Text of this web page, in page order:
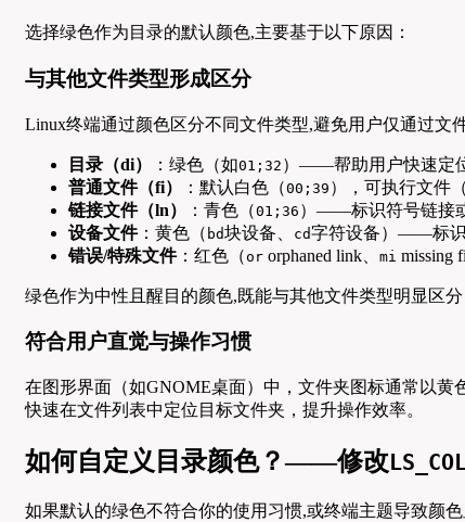
选择绿色作为目录的默认颜色,主要基于以下原因：
与其他文件类型形成区分
Linux终端通过颜色区分不同文件类型,避免用户仅通过文
目录（di） ：绿色（如01;32 ）——帮助用户快速定
普通文件（fi）
：默认白色（00;39 ），可执行文件
链接文件（ln）
：青色（01;36 ）——标识符号链接
设备文件：黄色（ bd块设备、 cd字符设备）——标识
错误/特殊文件：红色（or orphaned link、 mi missing
绿色作为中性且醒目的颜色,既能与其他文件类型明显区
符合用户直觉与操作习惯
在图形界面（如GNOME桌面）中，文件夹图标通常以
快速在文件列表中定位目标文件夹，提升操作效率。
如何自定义目录颜色？——修改
如果默认的绿色不符合你的使用习惯,或终端主题导致颜